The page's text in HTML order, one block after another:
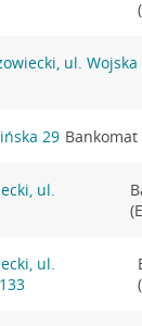
ul. Wojska
29 Bankomat
ul.
ul.